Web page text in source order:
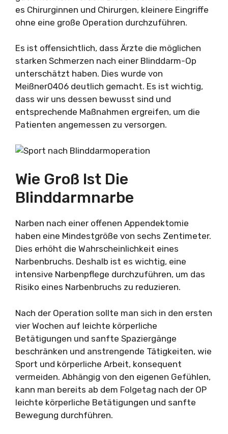
es Chirurginnen und Chirurgen, kleinere Eingriffe
ohne eine große Operation durchzuführen.
Es ist offensichtlich, dass Ärzte die möglichen
starken Schmerzen nach einer Blinddarm-Op
unterschätzt haben. Dies wurde von
Meißner0406 deutlich gemacht. Es ist wichtig,
dass wir uns dessen bewusst sind und
entsprechende Maßnahmen ergreifen, um die
Patienten angemessen zu versorgen.
Wie Groß Ist Die
Blinddarmnarbe
Narben nach einer offenen Appendektomie
haben eine Mindestgröße von sechs Zentimeter.
Dies erhöht die Wahrscheinlichkeit eines
Narbenbruchs. Deshalb ist es wichtig, eine
intensive Narbenpflege durchzuführen, um das
Risiko eines Narbenbruchs zu reduzieren.
Nach der Operation sollte man sich in den ersten
vier Wochen auf leichte körperliche
Betätigungen und sanfte Spaziergänge
beschränken und anstrengende Tätigkeiten, wie
Sport und körperliche Arbeit, konsequent
vermeiden. Abhängig von den eigenen Gefühlen,
kann man bereits ab dem Folgetag nach der OP
leichte körperliche Betätigungen und sanfte
Bewegung durchführen.